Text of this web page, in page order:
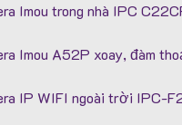
Imou trong nhà IPC
Imou A52P xoay, đàm
IP WIFI ngoài trời IPC-